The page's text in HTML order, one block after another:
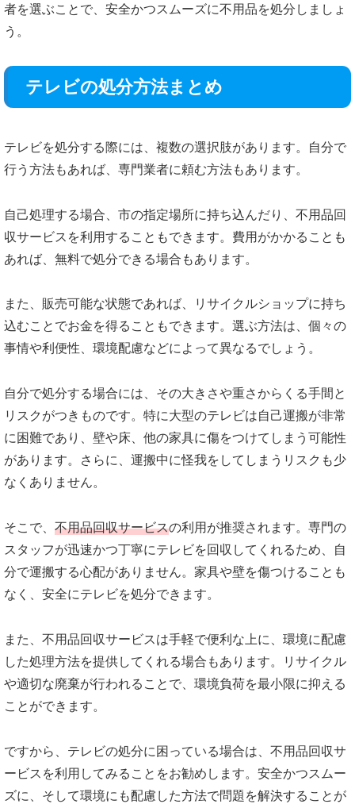
者を選ぶことで、安全かつスムーズに不用品を処分しましょ
う。
テレビの処分方法まとめ
テレビを処分する際には、複数の選択肢があります。自分で
行う方法もあれば、専門業者に頼む方法もあります。
自己処理する場合、市の指定場所に持ち込んだり、不用品回
収サービスを利用することもできます。費用がかかることも
あれば、無料で処分できる場合もあります。
また、販売可能な状態であれば、リサイクルショップに持ち
込むことでお金を得ることもできます。選ぶ方法は、個々の
事情や利便性、環境配慮などによって異なるでしょう。
自分で処分する場合には、その大きさや重さからくる手間と
リスクがつきものです。特に大型のテレビは自己運搬が非常
に困難であり、壁や床、他の家具に傷をつけてしまう可能性
があります。さらに、運搬中に怪我をしてしまうリスクも少
なくありません。
そこで、 不用品回収サービスの利用が推奨されます。専門の
スタッフが迅速かつ丁寧にテレビを回収してくれるため、自
分で運搬する心配がありません。家具や壁を傷つけることも
なく、安全にテレビを処分できます。
また、不用品回収サービスは手軽で便利な上に、環境に配慮
した処理方法を提供してくれる場合もあります。リサイクル
や適切な廃棄が行われることで、環境負荷を最小限に抑える
ことができます。
ですから、テレビの処分に困っている場合は、不用品回収サ
ービスを利用してみることをお勧めします。安全かつスムー
ズに、そして環境にも配慮した方法で問題を解決することが